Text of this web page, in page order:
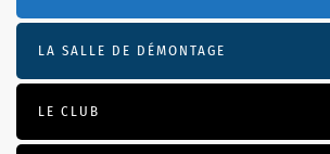
LA SALLE DE DÉMONTAGE
LE CLUB